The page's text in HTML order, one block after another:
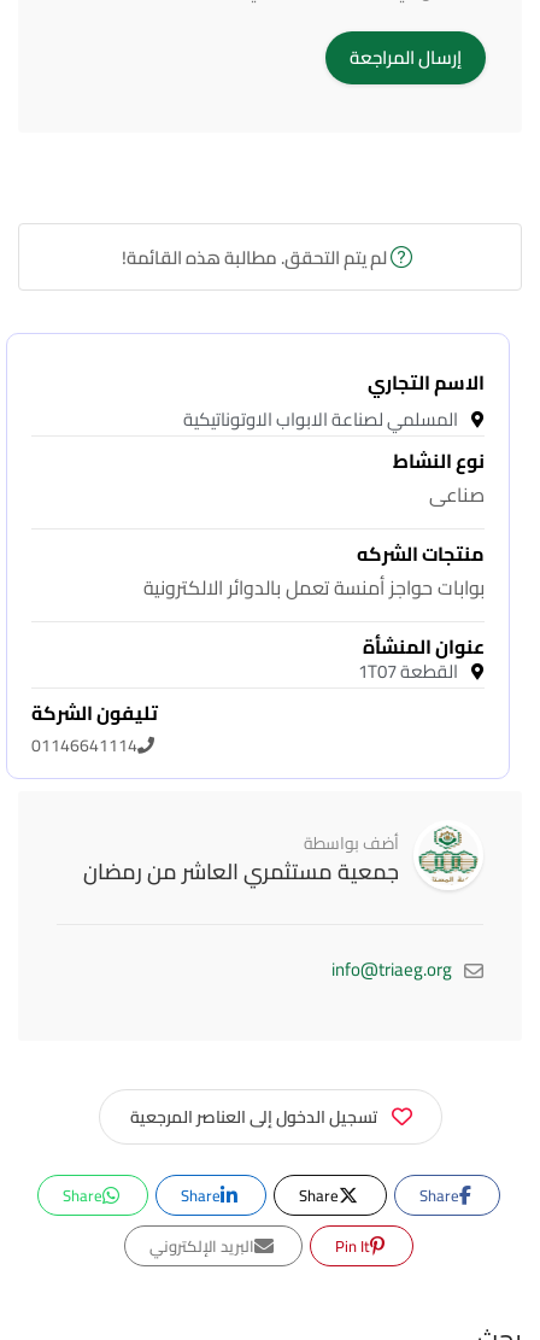
لم يتم التحقق. مطالبة هذه القائمة!
الاسم التجاري
المسلمي لصناعة الابواب الاوتوناتيكية
نوع النشاط
صناعى
منتجات الشركه
بوابات حواجز أمنسة تعمل بالدوائر الالكترونية
عنوان المنشأة
القطعة 1T07
تليفون الشركة
01146641114
أضف بواسطة
جمعية مستثمري العاشر من رمضان
info@triaeg.org
تسجيل الدخول إلى العناصر المرجعية
Share
Share
Share
Share
Pin It
البريد الإلكتروني